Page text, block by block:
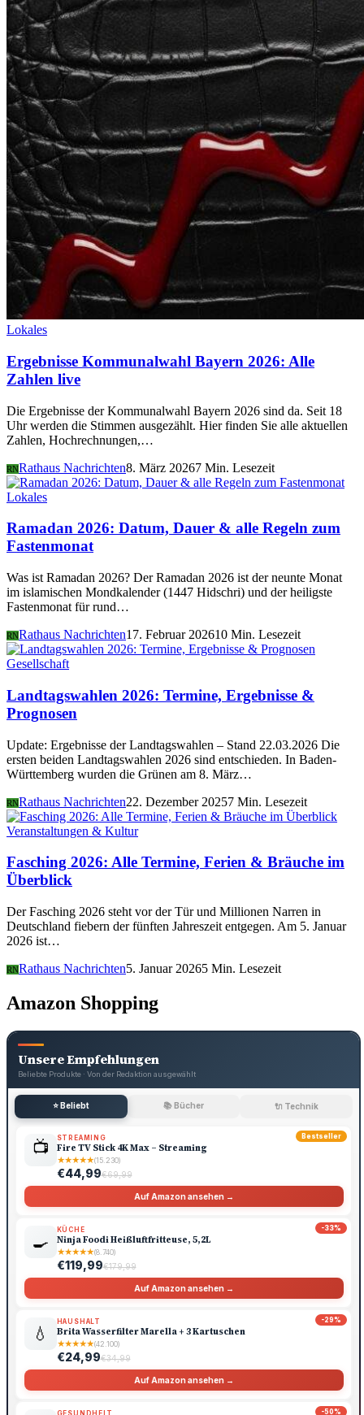
Lokales
Ergebnisse Kommunalwahl Bayern 2026: Alle
Zahlen live
Die Ergebnisse der Kommunalwahl Bayern 2026 sind da. Seit 18
Uhr werden die Stimmen ausgezählt. Hier finden Sie alle aktuellen
Zahlen, Hochrechnungen,…
RNRathaus Nachrichten8. März 20267 Min. Lesezeit
Lokales
Ramadan 2026: Datum, Dauer & alle Regeln zum
Fastenmonat
Was ist Ramadan 2026? Der Ramadan 2026 ist der neunte Monat
im islamischen Mondkalender (1447 Hidschri) und der heiligste
Fastenmonat für rund…
RNRathaus Nachrichten17. Februar 202610 Min. Lesezeit
Gesellschaft
Landtagswahlen 2026: Termine, Ergebnisse &
Prognosen
Update: Ergebnisse der Landtagswahlen – Stand 22.03.2026 Die
ersten beiden Landtagswahlen 2026 sind entschieden. In Baden-
Württemberg wurden die Grünen am 8. März…
RNRathaus Nachrichten22. Dezember 20257 Min. Lesezeit
Veranstaltungen & Kultur
Fasching 2026: Alle Termine, Ferien & Bräuche im
Überblick
Der Fasching 2026 steht vor der Tür und Millionen Narren in
Deutschland fiebern der fünften Jahreszeit entgegen. Am 5. Januar
2026 ist…
RNRathaus Nachrichten5. Januar 20265 Min. Lesezeit
Amazon Shopping
Unsere Empfehlungen
Beliebte Produkte · Von der Redaktion ausgewählt
⭐ Beliebt 📚 Bücher 🔌 Technik
Bestseller
📺 STREAMING
Fire TV Stick 4K Max – Streaming
★★★★★(15.230)
€44,99€69,99
Auf Amazon ansehen →
-33%
🍳
KÜCHE
Ninja Foodi Heißluftfritteuse, 5,2L
★★★★★(8.740)
€119,99€179,99
Auf Amazon ansehen →
-29%
💧
HAUSHALT
Brita Wasserfilter Marella + 3 Kartuschen
★★★★★(42.100)
€24,99€34,99
Auf Amazon ansehen →
-50%